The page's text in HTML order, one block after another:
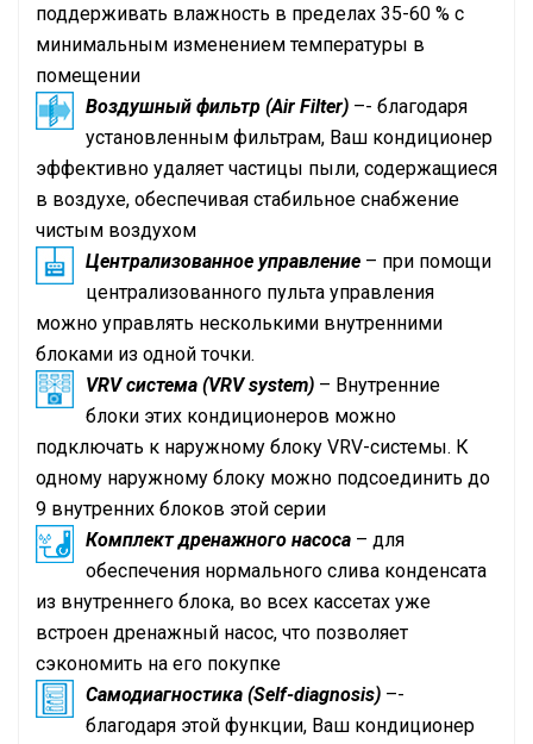
поддерживать влажность в пределах 35-60 % с
минимальным изменением температуры в
помещении
Воздушный фильтр (Air Filter) –- благодаря
установленным фильтрам, Ваш кондиционер
эффективно удаляет частицы пыли, содержащиеся
в воздухе, обеспечивая стабильное снабжение
чистым воздухом
Централизованное управление – при помощи
централизованного пульта управления
можно управлять несколькими внутренними
блоками из одной точки.
VRVсистема (VRVsystem) – Внутренние
блоки этих кондиционеров можно
подключать к наружному блоку VRV-системы. К
одному наружному блоку можно подсоединить до
9 внутренних блоков этой серии
Комплект дренажного насоса – для
обеспечения нормального слива конденсата
из внутреннего блока, во всех кассетах уже
встроен дренажный насос, что позволяет
сэкономить на его покупке
Самодиагностика (Self-diagnosis) –-
благодаря этой функции, Ваш кондиционер